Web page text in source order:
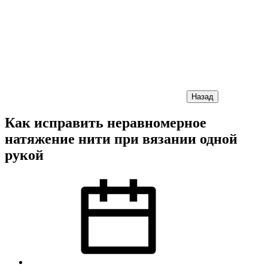
Назад
Как исправить неравномерное
натяжение нити при вязании одной
рукой